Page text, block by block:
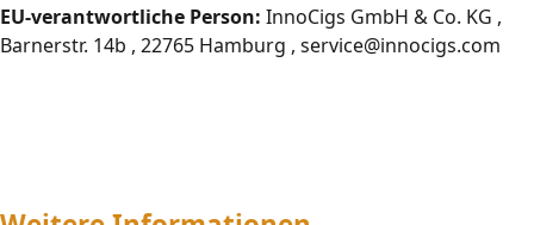
EU-verantwortliche Person: InnoCigs GmbH & Co. KG ,
Barnerstr. 14b , 22765 Hamburg , service@innocigs.com